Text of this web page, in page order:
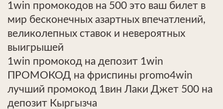
1win промокодов на 500 это ваш билет в
мир бесконечных азартных впечатлений,
великолепных ставок и невероятных
выигрышей
1win промокод на депозит 1win
ПРОМОКОД на фриспины promo4win
лучший промокод 1вин Лаки Джет 500 на
депозит Кыргызча